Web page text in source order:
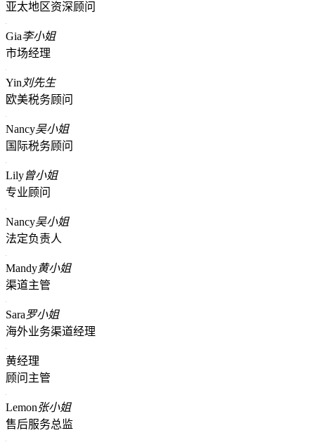
亚太地区资深顾问
Gia李小姐
市场经理
Yin 刘先生
欧美税务顾问
Nancy吴小姐
国际税务顾问
Lily曾小姐
专业顾问
Nancy吴小姐
法定负责人
Mandy黄小姐
渠道主管
Sara罗小姐
海外业务渠道经理
黄经理
顾问主管
Lemon张小姐
售后服务总监